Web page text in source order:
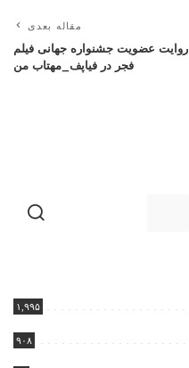
مقاله بعدی
روایت عضویت جشنواره جهانی فیلم
فجر در فیاپف_مهتاب من
۱,۹۹۵
۹۰۸